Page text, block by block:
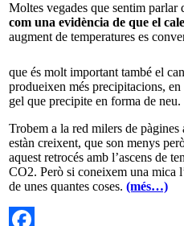
Moltes vegades que sentim parlar
com una evidència de que el
augment de temperatures es
que és molt important també el
produeixen més precipitacions,
gel que precipite en forma de
Trobem a la red milers de
estàn creixent, que son menys
aquest retrocés amb l’ascens de
CO2. Però si coneixem una mica
de unes quantes coses. (més…)